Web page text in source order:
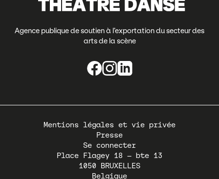
Agence publique de soutien à l’exportation du secteur des
arts de la scène
Pied
Mentions légales et vie privée
Presse
Se connecter
Place Flagey 18 – bte 13
1050
BRUXELLES
Belgique